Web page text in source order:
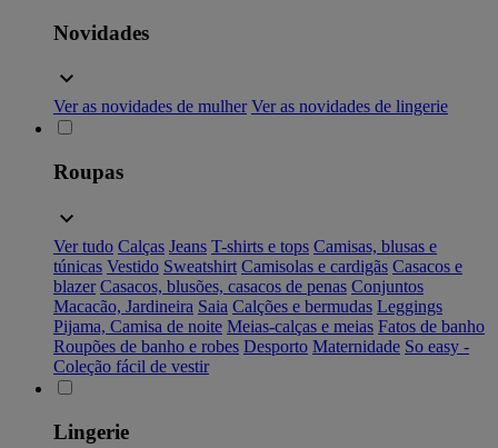
Novidades
Ver as novidades de mulher Ver as novidades de lingerie
Roupas
Ver tudo Calças Jeans T-shirts e tops Camisas, blusas e
túnicas Vestido Sweatshirt Camisolas e cardigãs Casacos e
blazer Casacos, blusões, casacos de penas Conjuntos
Macacão, Jardineira Saia Calções e bermudas Leggings
Pijama, Camisa de noite Meias-calças e meias Fatos de banho
Roupões de banho e robes Desporto Maternidade So easy -
Coleção fácil de vestir
Lingerie